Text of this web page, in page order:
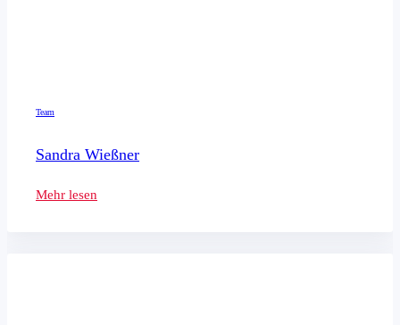
Team
Sandra Wießner
Mehr lesen